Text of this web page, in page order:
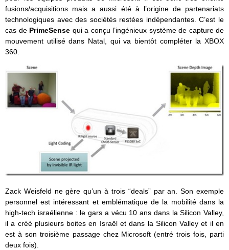
fusions/acquisitions mais a aussi été à l’origine de partenariats
technologiques avec des sociétés restées indépendantes. C’est le
cas de PrimeSense qui a conçu l’ingénieux système de capture de
mouvement utilisé dans Natal, qui va bientôt compléter la XBOX
360.
Zack Weisfeld ne gère qu’un à trois “deals” par an. Son exemple
personnel est intéressant et emblématique de la mobilité dans la
high-tech israélienne : le gars a vécu 10 ans dans la Silicon Valley,
il a créé plusieurs boites en Israël et dans la Silicon Valley et il en
est à son troisième passage chez Microsoft (entré trois fois, parti
deux fois).